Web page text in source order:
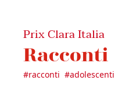
Prix Clara Italia
Racconti
#racconti #adolescenti